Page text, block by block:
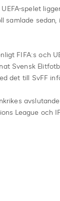
spelet
samlade
FIFA:s och
Svensk
det till SvFF
League och